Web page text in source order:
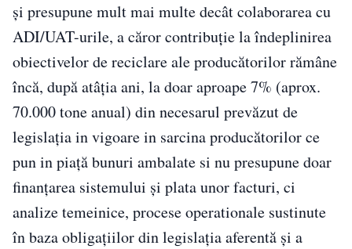
și presupune mult mai multe decât colaborarea cu
ADI/UAT-urile, a căror contribuție la îndeplinirea
obiectivelor de reciclare ale producătorilor rămâne
încă, după atâția ani, la doar aproape 7% (aprox.
70.000 tone anual) din necesarul prevăzut de
legislația in vigoare in sarcina producătorilor ce
pun in piață bunuri ambalate si nu presupune doar
finanțarea sistemului și plata unor facturi, ci
analize temeinice, procese operationale sustinute
în baza obligațiilor din legislația aferentă și a